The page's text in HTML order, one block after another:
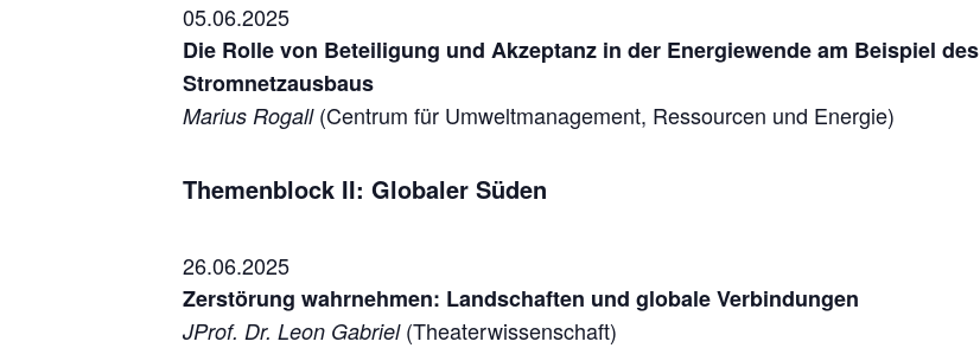
05.06.2025
Die Rolle von Beteiligung und Akzeptanz in der Energiewende am Beispiel des
Stromnetzausbaus
Marius Rogall(Centrum für Umweltmanagement, Ressourcen und Energie)
Themenblock II: Globaler Süden
26.06.2025
Zerstörung wahrnehmen: Landschaften und globale Verbindungen
JProf. Dr. Leon Gabriel (Theaterwissenschaft)